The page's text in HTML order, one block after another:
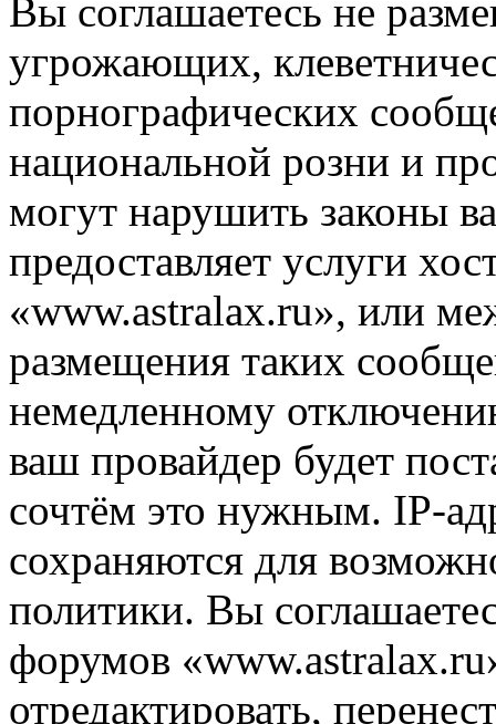
Вы соглашаетесь не
угрожающих,
порнографических
национальной розни и
могут нарушить законы
предоставляет услуги
«www.astralax.ru», или
размещения таких
немедленному
ваш провайдер будет
сочтём это нужным. IP-
сохраняются для
политики. Вы
форумов
отредактировать,